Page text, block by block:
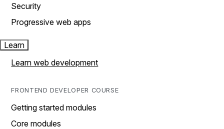
Security
Progressive web apps
Learn
Learn web development
FRONTEND DEVELOPER COURSE
Getting started modules
Core modules